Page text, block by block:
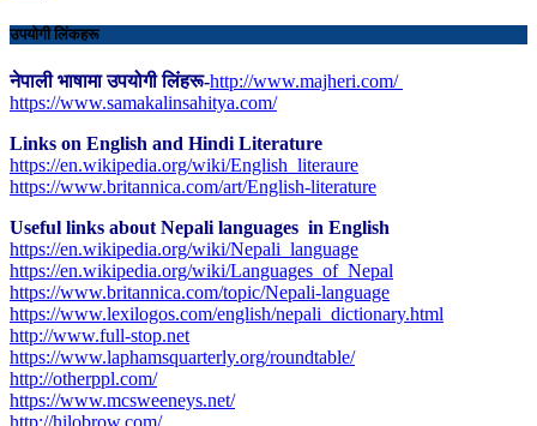
उपयोगी लिंकहरू
नेपाली भाषामा उपयोगी लिंहरू-http://www.majheri.com/
https://www.samakalinsahitya.com/
Links on English and Hindi Literature
https://en.wikipedia.org/wiki/English_literaure
https://www.britannica.com/art/English-literature
Useful links about Nepali languages in English
https://en.wikipedia.org/wiki/Nepali_language
https://en.wikipedia.org/wiki/Languages_of_Nepal
https://www.britannica.com/topic/Nepali-language
https://www.lexilogos.com/english/nepali_dictionary.html
​http://www.full-stop.net
https://www.laphamsquarterly.org/roundtable/
http://otherppl.com/
https://www.mcsweeneys.net/